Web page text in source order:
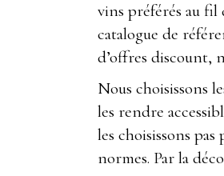
vins préférés au fil
catalogue de
d’offres discount,
Nous choisissons
les rendre
les choisissons
normes. Par la